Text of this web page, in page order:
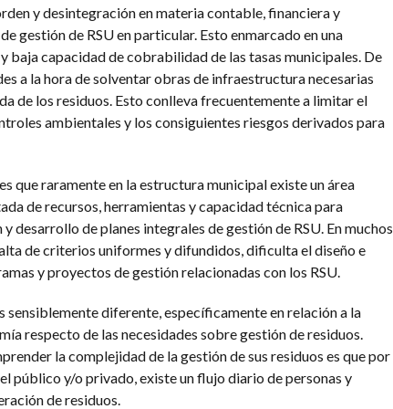
y desintegración en materia contable, financiera y
gestión de RSU en particular. Esto enmarcado en una
capacidad de cobrabilidad de las tasas municipales. De
a la hora de solventar obras de infraestructura necesarias
de los residuos. Esto conlleva frecuentemente a limitar el
ambientales y los consiguientes riesgos derivados para
que raramente en la estructura municipal existe un área
de recursos, herramientas y capacidad técnica para
desarrollo de planes integrales de gestión de RSU. En muchos
de criterios uniformes y difundidos, dificulta el diseño e
y proyectos de gestión relacionadas con los RSU.
sensiblemente diferente, específicamente en relación a la
respecto de las necesidades sobre gestión de residuos.
la complejidad de la gestión de sus residuos es que por
público y/o privado, existe un flujo diario de personas y
de residuos.